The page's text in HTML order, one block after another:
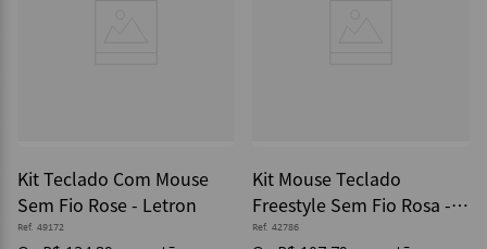
Kit Teclado Com Mouse
Sem Fio Rose - Letron
Ref. 49172
Kit Mouse Teclado
Freestyle Sem Fio Rosa -
Maxprint
Ref. 42786